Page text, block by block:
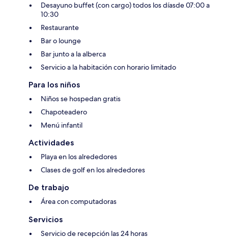
Desayuno buffet (con cargo) todos los díasde 07:00 a
10:30
Restaurante
Bar o lounge
Bar junto a la alberca
Servicio a la habitación con horario limitado
Para los niños
Niños se hospedan gratis
Chapoteadero
Menú infantil
Actividades
Playa en los alrededores
Clases de golf en los alrededores
De trabajo
Área con computadoras
Servicios
Servicio de recepción las 24 horas